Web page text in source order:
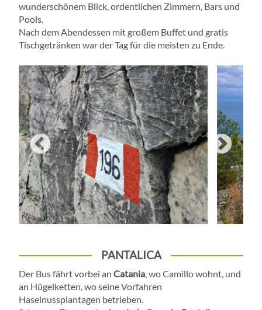
wunderschönem Blick, ordentlichen Zimmern, Bars und
Pools.
Nach dem Abendessen mit großem Buffet und gratis
Tischgetränken war der Tag für die meisten zu Ende.
PANTALICA
Der Bus fährt vorbei an Catania, wo Camillo wohnt, und
an Hügelketten, wo seine Vorfahren
Haselnussplantagen betrieben.